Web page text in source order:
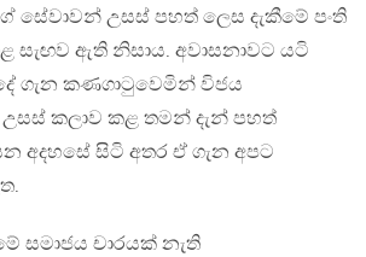
සේවාවන් උසස් පහත් ලෙස දැකීමේ පංති
සැඟව ඇති නිසාය. අවාසනාවට යටි
ගැන කණගාටුවෙමින් විජය
කලාව කළ තමන් දැන් පහත්
අදහසේ සිටි අතර ඒ ගැන අපට
සමාජය චාරයක් නැති